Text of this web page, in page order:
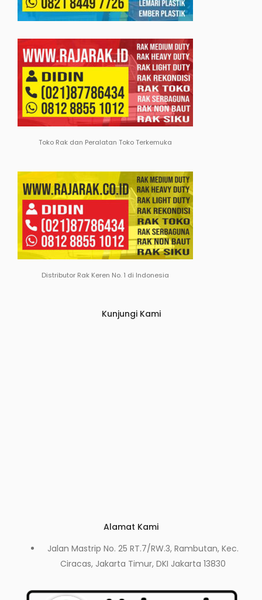
Toko Rak dan Peralatan Toko Terkemuka
Distributor Rak Keren No. 1 di Indonesia
Kunjungi Kami
Alamat Kami
Jalan Mastrip No. 25 RT.7/RW.3, Rambutan, Kec.
Ciracas, Jakarta Timur, DKI Jakarta 13830